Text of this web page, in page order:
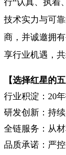
行“认真、执着
技术实力与可
商，并诚邀拥
享行业机遇，
【选择红星的
行业积淀：20
研发创新：持
全链服务：从
品质承诺：严